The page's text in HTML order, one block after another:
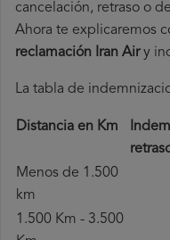
cancelación, retraso o
Ahora te explicaremos
reclamación Iran Airy
La tabla de
Distancia en Km
Menos de 1.500
km
1.500 Km - 3.500